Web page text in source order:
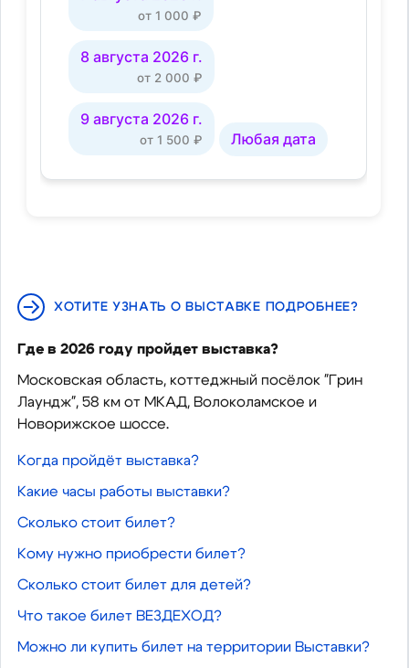
ХОТИТЕ УЗНАТЬ О ВЫСТАВКЕ ПОДРОБНЕЕ?
Где в 2026 году пройдет выставка?
Московская область, коттеджный посёлок "Грин
Лаундж", 58 км от МКАД, Волоколамское и
Новорижское шоссе.
Когда пройдёт выставка?
Какие часы работы выставки?
Сколько стоит билет?
Кому нужно приобрести билет?
Сколько стоит билет для детей?
Что такое билет ВЕЗДЕХОД?
Можно ли купить билет на территории Выставки?